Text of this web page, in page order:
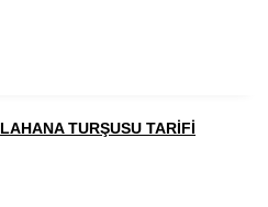
LAHANA TURŞUSU TARİFİ